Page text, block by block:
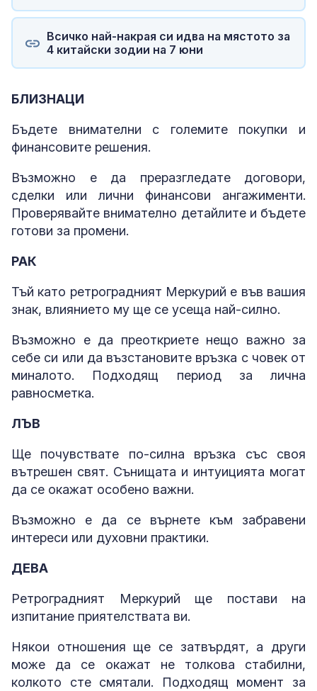
Всичко най-накрая си идва на мястото за
4 китайски зодии на 7 юни
БЛИЗНАЦИ
Бъдете внимателни с големите покупки и
финансовите решения.
Възможно е да преразгледате договори,
сделки или лични финансови ангажименти.
Проверявайте внимателно детайлите и бъдете
готови за промени.
РАК
Тъй като ретроградният Меркурий е във вашия
знак, влиянието му ще се усеща най-силно.
Възможно е да преоткриете нещо важно за
себе си или да възстановите връзка с човек от
миналото. Подходящ период за лична
равносметка.
ЛЪВ
Ще почувствате по-силна връзка със своя
вътрешен свят. Сънищата и интуицията могат
да се окажат особено важни.
Възможно е да се върнете към забравени
интереси или духовни практики.
ДЕВА
Ретроградният Меркурий ще постави на
изпитание приятелствата ви.
Някои отношения ще се затвърдят, а други
може да се окажат не толкова стабилни,
колкото сте смятали. Подходящ момент за